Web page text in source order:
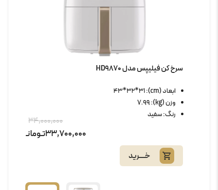
سرخ کن فیلیپس مدل HD9870
ابعاد (cm): 43*32*31
وزن (kg): 7.99
رنگ: سفید
34,000,000
33,700,000تـومانـ
خــــرید